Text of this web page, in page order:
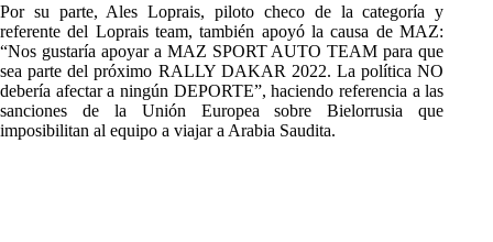
Por su parte, Ales Loprais, piloto checo de la categoría y
referente del Loprais team, también apoyó la causa de MAZ:
“Nos gustaría apoyar a MAZ SPORT AUTO TEAM para que
sea parte del próximo RALLY DAKAR 2022. La política NO
debería afectar a ningún DEPORTE”, haciendo referencia a las
sanciones de la Unión Europea sobre Bielorrusia que
imposibilitan al equipo a viajar a Arabia Saudita.